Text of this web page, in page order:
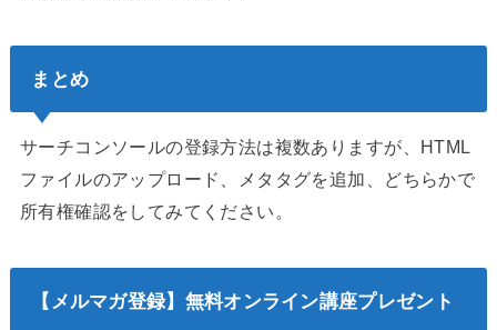
まとめ
サーチコンソールの登録方法は複数ありますが、HTML
ファイルのアップロード、メタタグを追加、どちらかで
所有権確認をしてみてください。
【メルマガ登録】無料オンライン講座プレゼント